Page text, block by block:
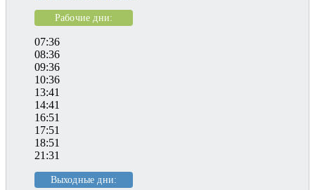
Рабочие дни:
07:36
08:36
09:36
10:36
13:41
14:41
16:51
17:51
18:51
21:31
Выходные дни: